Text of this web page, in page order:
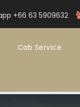
+66 63 5909632
Cab Service